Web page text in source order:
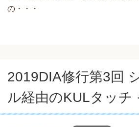
の・・・
2019DIA修行第3回
ル経由のKULタッチ